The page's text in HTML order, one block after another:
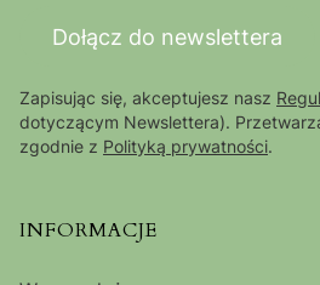
Dołącz do newslettera
Zapisując się, akceptujesz nasz
dotyczącym Newslettera).
zgodnie z Polityką prywatności.
Linki w stopce
INFORMACJE